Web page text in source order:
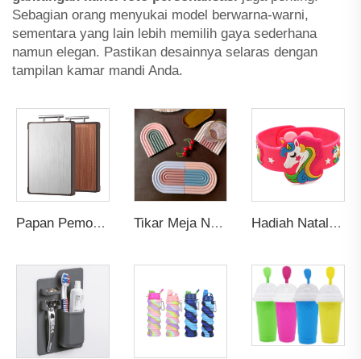
Sebagian orang menyukai model berwarna-warni,
sementara yang lain lebih memilih gaya sederhana
namun elegan. Pastikan desainnya selaras dengan
tampilan kamar mandi Anda.
Papan Pemotong Stainless Steel Antibakteri Dua Sisi Besar Tahan Jamur Blok Irisan Dapur dengan Permukaan Kayu Solid Ebony Tikar Meja Nordik Ramah Lingkungan Custom Karet Silikon PVC Anti Selip Alas Gelas Piring dengan Tatakan Minuman Lucu Pelangi Hadiah Natal Anak-Anak Gelang Karet Lucu Hewan Unicorn Trendi PVC Promosi Gelang Silikon untuk Anak